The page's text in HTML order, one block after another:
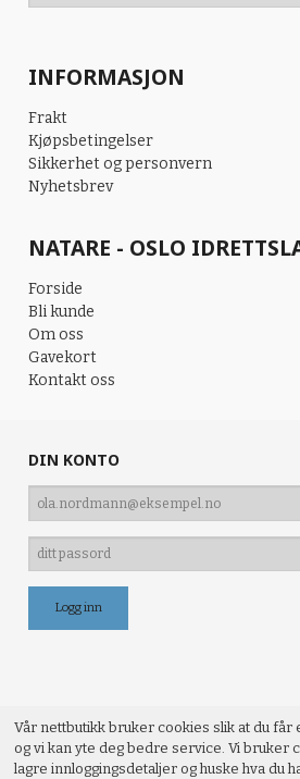
INFORMASJON
Frakt
Kjøpsbetingelser
Sikkerhet og personvern
Nyhetsbrev
NATARE - OSLO
Forside
Bli kunde
Om oss
Gavekort
Kontakt oss
DIN KONTO
Vår nettbutikk bruker cookies slik at du
og vi kan yte deg bedre service. Vi bruker
lagre innloggingsdetaljer og huske hva du